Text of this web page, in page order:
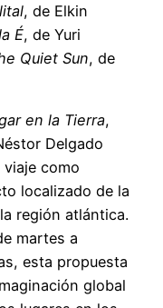
, de Elkin
É, de Yuri
Quiet Sun, de
en la Tierra,
Delgado
viaje como
localizado de la
región atlántica.
martes a
esta propuesta
global